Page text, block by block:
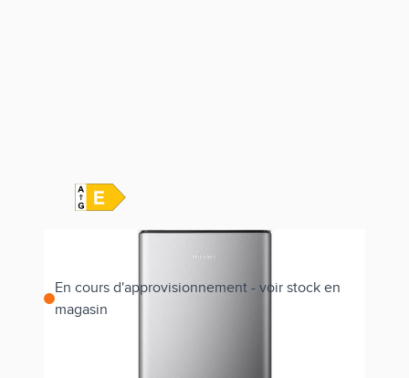
En cours d'approvisionnement - voir stock en
magasin